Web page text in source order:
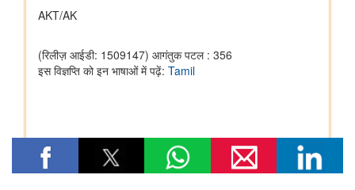
पेट्रोलियम एवं प्राकृतिक गैस मंत्रालय
रेल मंत्रालय